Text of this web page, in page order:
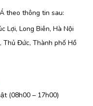
theo thông tin sau:
Lợi, Long Biên, Hà Nội
Thủ Đức, Thành phố Hồ
(08h00 – 17h00)